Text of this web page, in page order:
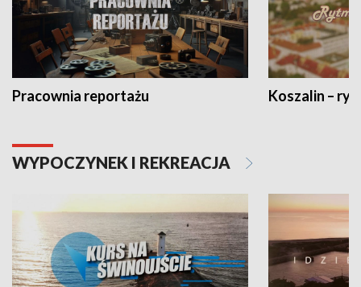
Pracownia reportażu Koszalin –
WYPOCZYNEK I REKREACJA